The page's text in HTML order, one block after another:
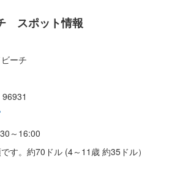
スポット情報
ーチ
～16:00
す。約70ドル (4～11歳 約35ドル）